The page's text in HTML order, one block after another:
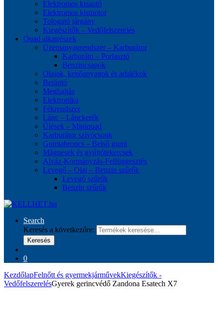
Elektromos kisautó
Elektromos kismotor
Tologató járgány
Kiegészítők – Vedőfelszerelés
Quad alkatrészek
Üzemanyagrendszer – Karburátor
Karburáto – Porlasztó
Benzincsapok
Olajok, kenőanyagok és adalékok
Berántó
Meghajtás
Elektronika
Fékrendszer
Lánc – Lánckerék
Ülések – Miniquad
Karburátor szívócsonk
Gumiabroncs – Belső gumi
Mágnesek és gyújtótekercsek
Alváz-Kormányzás-Felfüggesztés
Levegő – Olaj – Benzin szűrők
Levegő szűrők
Benzin szűrők
Search
Keresés a következőre:
Keresés
0
KezdőlapFelnőtt és gyermekjárművekKiegészítők -
VedőfelszerelésGyerek gerincvédő Zandona Esatech X7